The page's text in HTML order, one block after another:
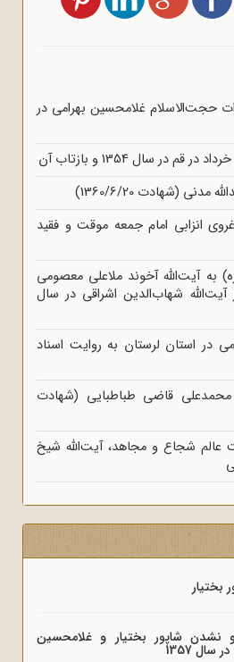
حجت‌الاسلام غلامحسین بهرامی در
در سال 1354 و بازتاب آن
(شهادت 1360/6/20)
انزابی امام جمعه موقت و فقید
به آیت‌الله آخوند ملاعلی معصومی
شهاب‌الدین اشراقی در سال
در استان لرستان به روایت اسناد
محمدعلی قاضی طباطبایی (شهادت
عالم شجاع و مجاهد، آیت‌الله شیخ
بختیار
شاپور بختیار و غلامحسین
1357